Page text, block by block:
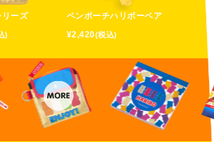
リーズ
)
ペンポーチハリボーベア
¥2,420(税込)